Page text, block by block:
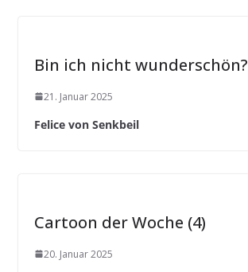
Bin ich nicht wunderschön?
21. Januar 2025
Felice von Senkbeil
Cartoon der Woche (4)
20. Januar 2025